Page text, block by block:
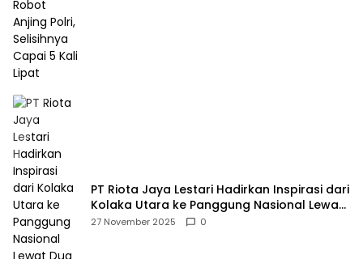
PT Riota Jaya Lestari Hadirkan Inspirasi dari
Kolaka Utara ke Panggung Nasional Lewat
Dua Penghargaan Bergengsi
27 November 2025 0